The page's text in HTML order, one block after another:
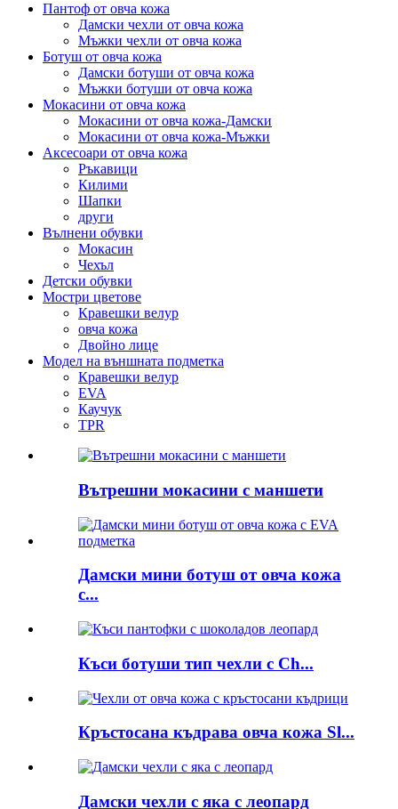
Пантоф от овча кожа
Дамски чехли от овча кожа
Мъжки чехли от овча кожа
Ботуш от овча кожа
Дамски ботуши от овча кожа
Мъжки ботуши от овча кожа
Мокасини от овча кожа
Мокасини от овча кожа-Дамски
Мокасини от овча кожа-Мъжки
Аксесоари от овча кожа
Ръкавици
Килими
Шапки
други
Вълнени обувки
Мокасин
Чехъл
Детски обувки
Мостри цветове
Кравешки велур
овча кожа
Двойно лице
Модел на външната подметка
Кравешки велур
EVA
Каучук
TPR
Вътрешни мокасини с маншети
Дамски мини ботуш от овча кожа
с...
Къси ботуши тип чехли с Ch...
Кръстосана къдрава овча кожа Sl...
Дамски чехли с яка с леопард